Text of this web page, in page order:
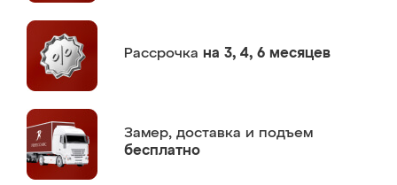
Рассрочка на 3, 4, 6 месяцев
Замер, доставка и подъем
бесплатно